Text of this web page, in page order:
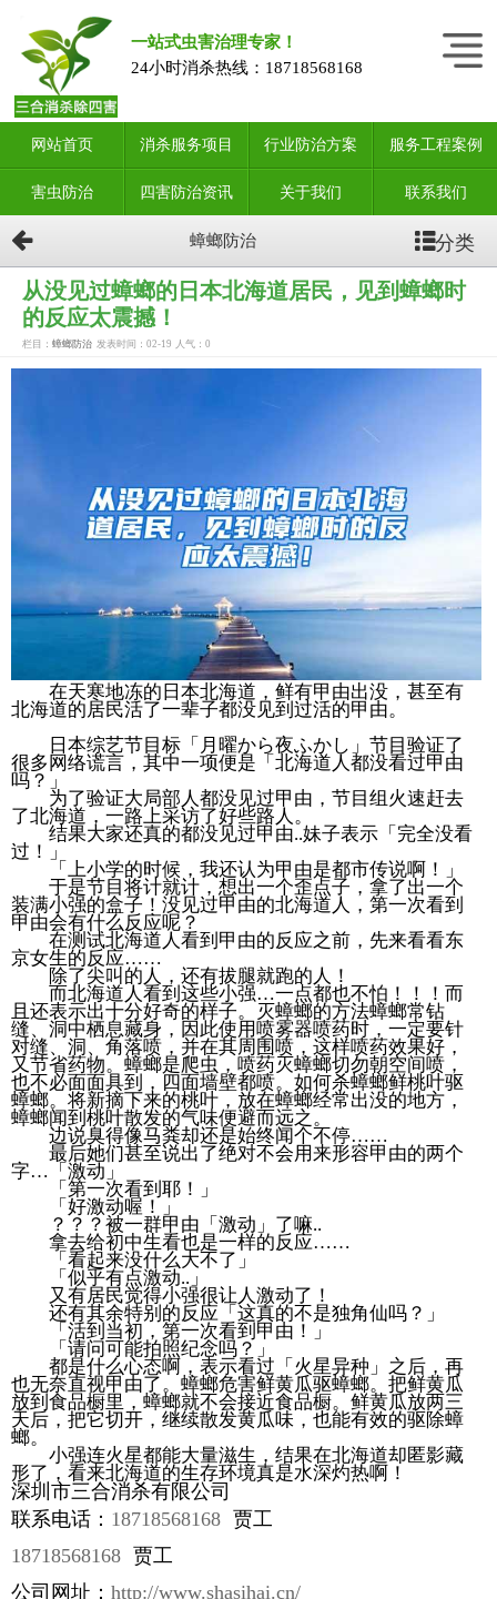
一站式虫害治理专家！
24小时消杀热线： 18718568168
网站首页 消杀服务项目 行业防治方案 服务工程案例
害虫防治 四害防治资讯 关于我们 联系我们
蟑螂防治 分类
从没见过蟑螂的日本北海道居民，见到蟑螂时
的反应太震撼！
栏目： 蟑螂防治 发表时间：02-19 人气： 0
在天寒地冻的日本北海道，鲜有甲由出没，甚至有
北海道的居民活了一辈子都没见到过活的甲由。
日本综艺节目标「月曜から夜ふかし」节目验证了
很多网络谎言，其中一项便是「北海道人都没看过甲由
吗？」
为了验证大局部人都没见过甲由，节目组火速赶去
了北海道，一路上采访了好些路人。
结果大家还真的都没见过甲由..妹子表示「完全没看
过！」
「上小学的时候，我还认为甲由是都市传说啊！」
于是节目将计就计，想出一个歪点子，拿了出一个
装满小强的盒子！没见过甲由的北海道人，第一次看到
甲由会有什么反应呢？
在测试北海道人看到甲由的反应之前，先来看看东
京女生的反应……
除了尖叫的人，还有拔腿就跑的人！
而北海道人看到这些小强…一点都也不怕！！！而
且还表示出十分好奇的样子。灭蟑螂的方法蟑螂常钻
缝、洞中栖息藏身，因此使用喷雾器喷药时，一定要针
对缝、洞、角落喷，并在其周围喷，这样喷药效果好，
又节省药物。蟑螂是爬虫，喷药灭蟑螂切勿朝空间喷，
也不必面面具到，四面墙壁都喷。如何杀蟑螂鲜桃叶驱
蟑螂。将新摘下来的桃叶，放在蟑螂经常出没的地方，
蟑螂闻到桃叶散发的气味便避而远之。
边说臭得像马粪却还是始终闻个不停……
最后她们甚至说出了绝对不会用来形容甲由的两个
字…「激动」
「第一次看到耶！」
「好激动喔！」
？？？被一群甲由「激动」了嘛..
拿去给初中生看也是一样的反应……
「看起来没什么大不了」
「似乎有点激动..」
又有居民觉得小强很让人激动了！
还有其余特别的反应「这真的不是独角仙吗？」
「活到当初，第一次看到甲由！」
「请问可能拍照纪念吗？」
都是什么心态啊，表示看过「火星异种」之后，再
也无奈直视甲由了。蟑螂危害鲜黄瓜驱蟑螂。把鲜黄瓜
放到食品橱里，蟑螂就不会接近食品橱。鲜黄瓜放两三
天后，把它切开，继续散发黄瓜味，也能有效的驱除蟑
螂。
小强连火星都能大量滋生，结果在北海道却匿影藏
形了，看来北海道的生存环境真是水深灼热啊！
深圳市三合消杀有限公司
联系电话： 18718568168 贾工
18718568168 贾工
公司网址： http://www.shasihai.cn/